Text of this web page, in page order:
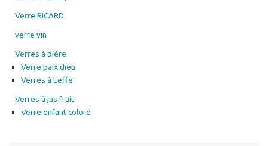
Verre RICARD
verre vin
Verres à bière
Verre paix dieu
Verres à Leffe
Verres à jus fruit
Verre enfant coloré